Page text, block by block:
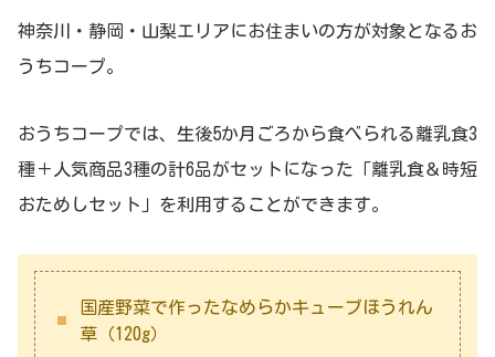
神奈川・静岡・山梨エリアにお住まいの方が対象となるお
うちコープ。
おうちコープでは、生後5か月ごろから食べられる離乳食3
種＋人気商品3種の計6品がセットになった「離乳食＆時短
おためしセット」を利用することができます。
国産野菜で作ったなめらかキューブほうれん
草（120g）